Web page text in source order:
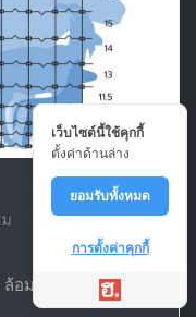
อมพื้นที่ ล้อมบ้าน
เว็บไซต์นี้ใช้คุกกี้
ตั้งค่าด้านล่าง
ยอมรับทั้งหมด
การตั้งค่าคุกกี้